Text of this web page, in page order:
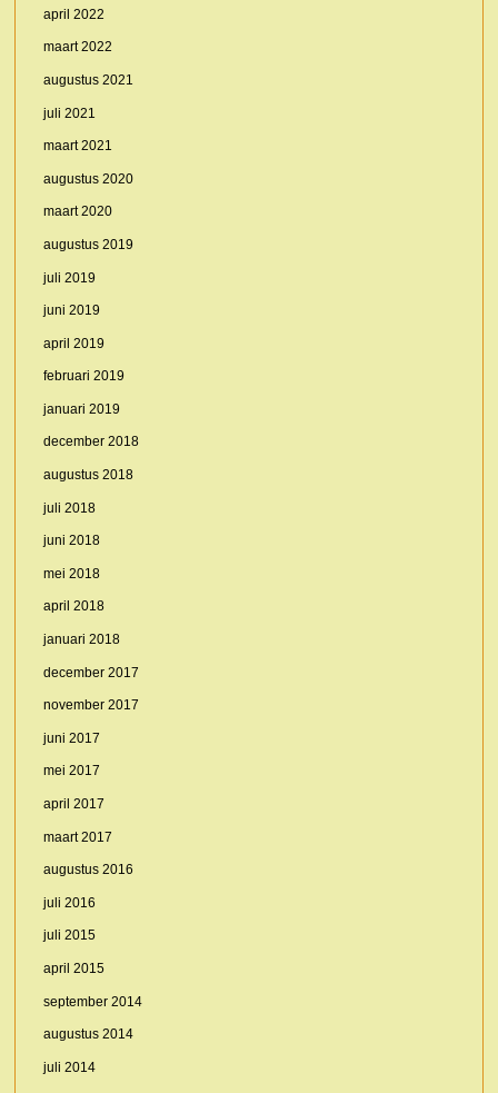
april 2022
maart 2022
augustus 2021
juli 2021
maart 2021
augustus 2020
maart 2020
augustus 2019
juli 2019
juni 2019
april 2019
februari 2019
januari 2019
december 2018
augustus 2018
juli 2018
juni 2018
mei 2018
april 2018
januari 2018
december 2017
november 2017
juni 2017
mei 2017
april 2017
maart 2017
augustus 2016
juli 2016
juli 2015
april 2015
september 2014
augustus 2014
juli 2014